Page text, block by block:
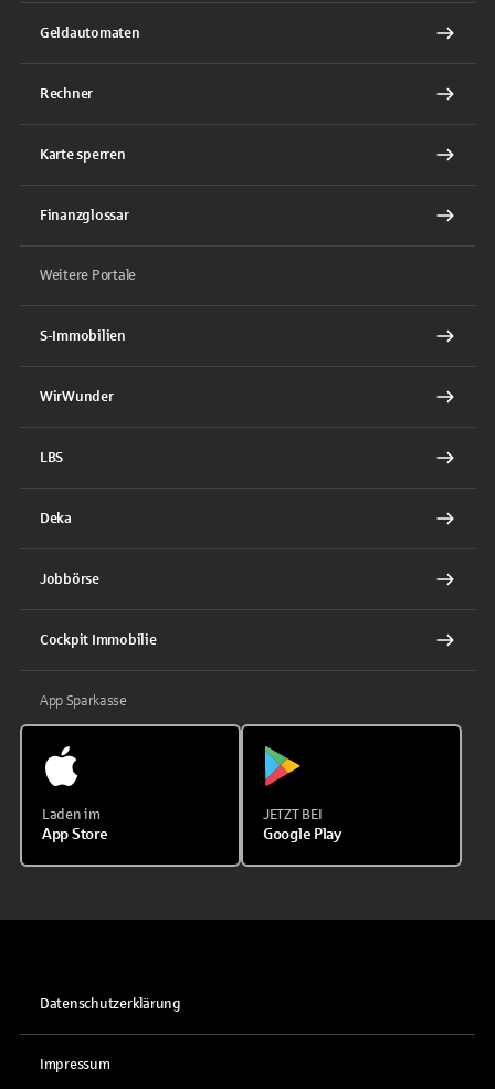
Geldautomaten
Rechner
Karte sperren
Finanzglossar
Weitere Portale
S-Immobilien
WirWunder
LBS
Deka
Jobbörse
Cockpit Immobilie
App Sparkasse
Laden im
App Store
JETZT BEI
Google Play
Datenschutzerklärung
Impressum